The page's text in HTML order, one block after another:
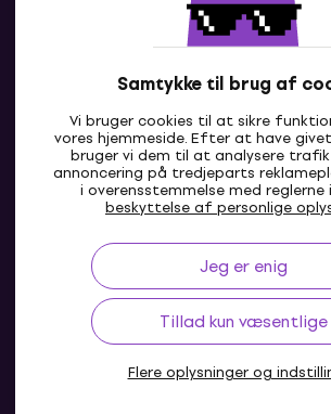
Samtykke til brug af
Vi bruger cookies til at sikre
vores hjemmeside. Efter at have
bruger vi dem til at analysere
annoncering på tredjeparts
i overensstemmelse med reglerne i
beskyttelse af personlige
Jeg er enig
Tillad kun væsentlige
Flere oplysninger og
DK